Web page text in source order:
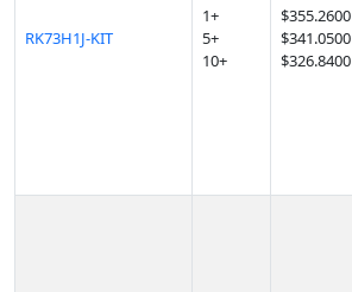
RK73H1J-KIT
1+
5+
10+
$355.2600
$341.0500
$326.8400